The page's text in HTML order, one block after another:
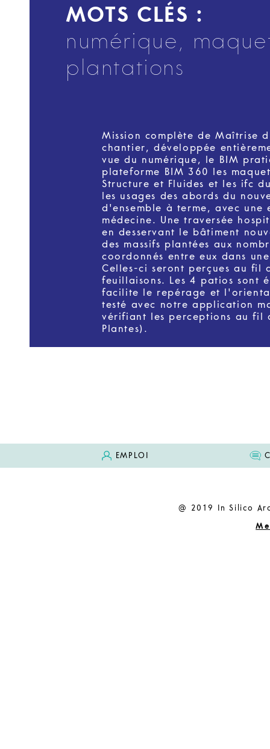
MOTS CLÉS :
numérique,
plantations
Mission complète de Maîtrise
chantier, développée
vue du numérique, le BIM
plateforme BIM 360 les
Structure et Fluides et les ifc
les usages des abords du
d'ensemble à terme, avec
médecine. Une traversée
en desservant le bâtiment
des massifs plantées aux
coordonnés entre eux dans
Celles-ci seront perçues au fil
feuillaisons. Les 4 patios sont
facilite le repérage et
testé avec notre application
vérifiant les perceptions au fil
Plantes).
EMPLOI
@ 2019 In Silico